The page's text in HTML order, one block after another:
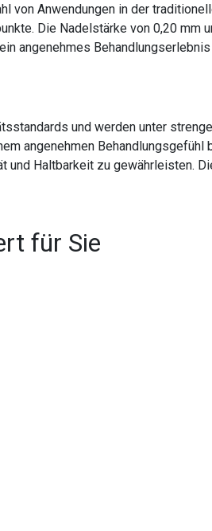
von Anwendungen in der
Die Nadelstärke von 0,20
angenehmes
und werden unter
angenehmen
Haltbarkeit zu gewährleisten.
für Sie